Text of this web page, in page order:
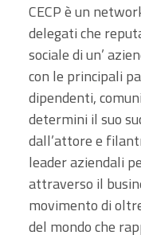
CECP è un
delegati che
sociale di un’
con le principali
dipendenti,
determini il suo
dall’attore e
leader aziendali
attraverso il
movimento di
del mondo che